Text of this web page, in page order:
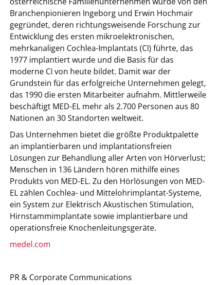
Branchenpionieren Ingeborg und Erwin Hochmair
gegründet, deren richtungsweisende Forschung zur
Entwicklung des ersten mikroelektronischen,
mehrkanaligen Cochlea-Implantats (CI) führte, das
1977 implantiert wurde und die Basis für das
moderne CI von heute bildet. Damit war der
Grundstein für das erfolgreiche Unternehmen gelegt,
das 1990 die ersten Mitarbeiter aufnahm. Mittlerweile
beschäftigt MED-EL mehr als 2.700 Personen aus 80
Nationen an 30 Standorten weltweit.
Das Unternehmen bietet die größte Produktpalette
an implantierbaren und implantationsfreien
Lösungen zur Behandlung aller Arten von Hörverlust;
Menschen in 136 Ländern hören mithilfe eines
Produkts von MED-EL. Zu den Hörlösungen von MED-
EL zählen Cochlea- und Mittelohrimplantat-Systeme,
ein System zur Elektrisch Akustischen Stimulation,
Hirnstammimplantate sowie implantierbare und
operationsfreie Knochenleitungsgeräte.
medel.com
PR & Corporate Communications